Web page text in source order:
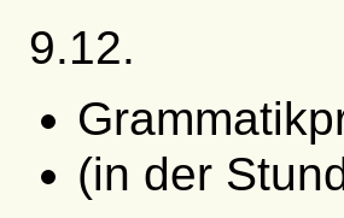
9.12.
(in der